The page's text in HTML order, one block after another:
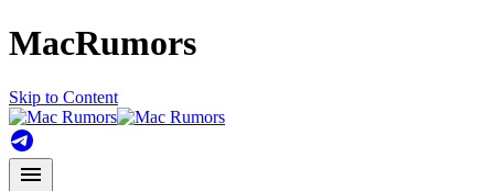
MacRumors
Skip to Content